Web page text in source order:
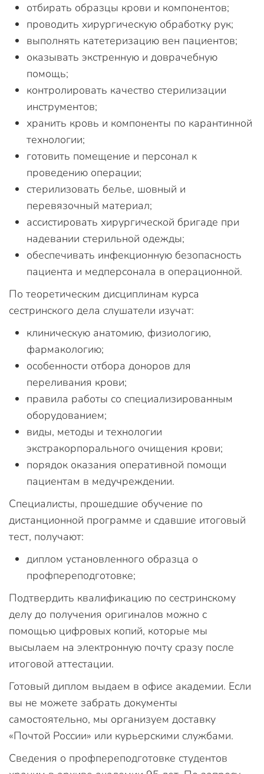
отбирать образцы крови и компонентов;
проводить хирургическую обработку рук;
выполнять катетеризацию вен пациентов;
оказывать экстренную и доврачебную
помощь;
контролировать качество стерилизации
инструментов;
хранить кровь и компоненты по карантинной
технологии;
готовить помещение и персонал к
проведению операции;
стерилизовать белье, шовный и
перевязочный материал;
ассистировать хирургической бригаде при
надевании стерильной одежды;
обеспечивать инфекционную безопасность
пациента и медперсонала в операционной.
По теоретическим дисциплинам курса
сестринского дела слушатели изучат:
клиническую анатомию, физиологию,
фармакологию;
особенности отбора доноров для
переливания крови;
правила работы со специализированным
оборудованием;
виды, методы и технологии
экстракорпорального очищения крови;
порядок оказания оперативной помощи
пациентам в медучреждении.
Специалисты, прошедшие обучение по
дистанционной программе и сдавшие итоговый
тест, получают:
диплом установленного образца о
профпереподготовке;
Подтвердить квалификацию по сестринскому
делу до получения оригиналов можно с
помощью цифровых копий, которые мы
высылаем на электронную почту сразу после
итоговой аттестации.
Готовый диплом выдаем в офисе академии. Если
вы не можете забрать документы
самостоятельно, мы организуем доставку
«Почтой России» или курьерскими службами.
Сведения о профпереподготовке студентов